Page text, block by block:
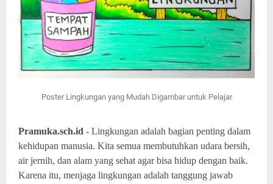
Poster Lingkungan yang Mudah Digambar untuk Pelajar
Pramuka.sch.id - Lingkungan adalah bagian penting dalam
kehidupan manusia. Kita semua membutuhkan udara bersih,
air jernih, dan alam yang sehat agar bisa hidup dengan baik.
Karena itu, menjaga lingkungan adalah tanggung jawab